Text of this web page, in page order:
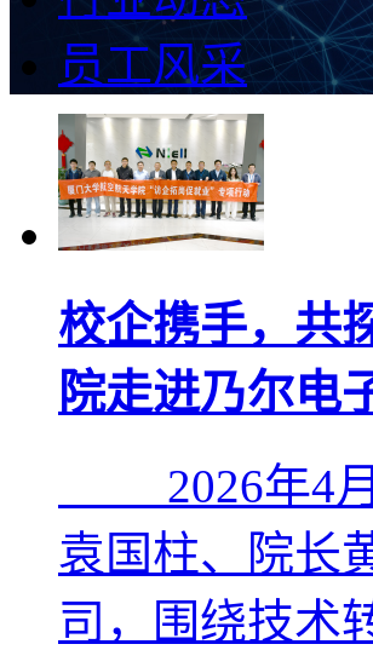
员工风采
校企携手，共
院走进乃尔电
2026年4月3
袁国柱、院长
司，围绕技术